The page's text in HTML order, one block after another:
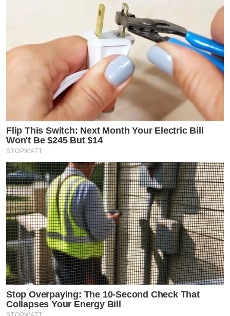
Flip This Switch: Next Month Your Electric Bill
Won't Be $245 But $14
STOPWATT
Stop Overpaying: The 10-Second Check That
Collapses Your Energy Bill